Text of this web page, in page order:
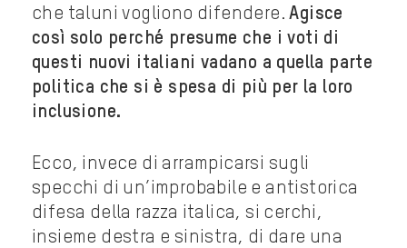
che taluni vogliono difendere.Agisce
così solo perché presume che i voti di
questi nuovi italiani vadano a quella parte
politica che si è spesa di più per la loro
inclusione.
Ecco, invece di arrampicarsi sugli
specchi di un’improbabile e antistorica
difesa della razza italica, si cerchi,
insieme destra e sinistra, di dare una